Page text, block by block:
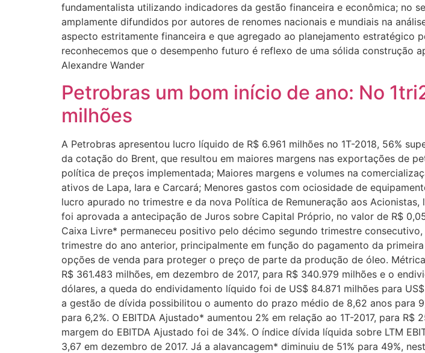
fundamentalista utilizando indicadores da gestão financeira e econômica; no
amplamente difundidos por autores de renomes nacionais e mundiais na
aspecto estritamente financeira e que agregado ao planejamento estratégico
reconhecemos que o desempenho futuro é reflexo de uma sólida
Alexandre Wander
Petrobras um bom início de ano: No
milhões
A Petrobras apresentou lucro líquido de R$ 6.961 milhões no 1T-2018, 56%
da cotação do Brent, que resultou em maiores margens nas exportações de
política de preços implementada; Maiores margens e volumes na
ativos de Lapa, Iara e Carcará; Menores gastos com ociosidade de
lucro apurado no trimestre e da nova Política de Remuneração aos
foi aprovada a antecipação de Juros sobre Capital Próprio, no valor de R$
Caixa Livre* permaneceu positivo pelo décimo segundo trimestre
trimestre do ano anterior, principalmente em função do pagamento da
opções de venda para proteger o preço de parte da produção de óleo.
R$ 361.483 milhões, em dezembro de 2017, para R$ 340.979 milhões e o
dólares, a queda do endividamento líquido foi de US$ 84.871 milhões para
a gestão de dívida possibilitou o aumento do prazo médio de 8,62 anos para
para 6,2%. O EBITDA Ajustado* aumentou 2% em relação ao 1T-2017, para
margem do EBITDA Ajustado foi de 34%. O índice dívida líquida sobre LTM
3,67 em dezembro de 2017. Já a alavancagem* diminuiu de 51% para 49%,